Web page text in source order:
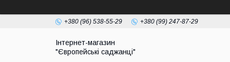
+380 (96) 538-55-29 +380 (99) 247-87-29
Інтернет-магазин
"Європейські саджанці"